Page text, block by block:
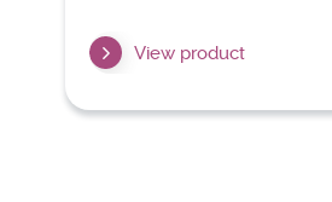
View product